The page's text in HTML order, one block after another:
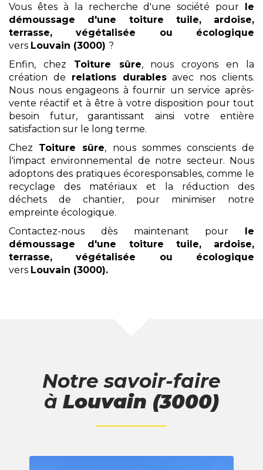
Vous êtes à la recherche d'une société pour le
démoussage
d'une toiture tuile, ardoise,
terrasse, végétalisée ou écologique
vers Louvain (3000) ?
Enfin, chez Toiture sûre, nous croyons en la
création de relations durablesavec nos clients.
Nous nous engageons à fournir un service après-
vente réactif et à être à votre disposition pour tout
besoin futur, garantissant ainsi votre entière
satisfaction sur le long terme.
Chez Toiture sûre, nous sommes conscients de
l'impact environnemental de notre secteur. Nous
adoptons des pratiques écoresponsables, comme le
recyclage des matériaux et la réduction des
déchets de chantier, pour minimiser notre
empreinte écologique.
Contactez-nous dès maintenant pour le
démoussage
d'une toiture tuile, ardoise,
terrasse, végétalisée ou écologique
vers Louvain (3000).
Notre savoir-faire
à Louvain (3000)